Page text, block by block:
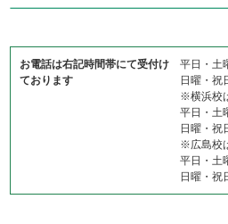
お電話は右記時間帯にて受付け
ております
平日・土
日曜・祝
※横浜校
平日・土
日曜・祝
※広島校
平日・土
日曜・祝